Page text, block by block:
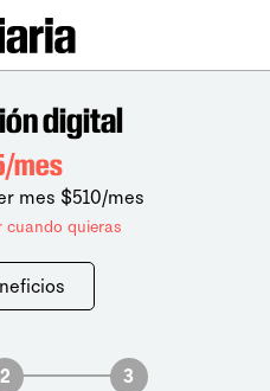
digital
mes
mes $510/mes
cuando quieras
2 3